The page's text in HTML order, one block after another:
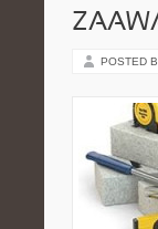
POSTED